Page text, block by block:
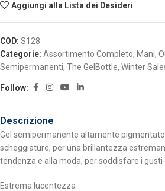
Aggiungi alla Lista dei Desideri
COD: S128
Categorie: Assortimento Completo, Mani,
Semipermanenti, The GelBottle, Winter
Follow:
Descrizione
Gel semipermanente altamente
scheggiature, per una brillantezza
tendenza e alla moda, per soddisfare i gusti
Estrema lucentezza